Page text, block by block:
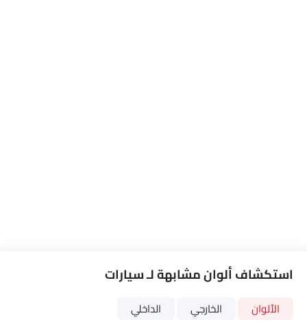
استكشاف ألوان مشابهة لـ سيارات
الألوان الخارجي الداخلي